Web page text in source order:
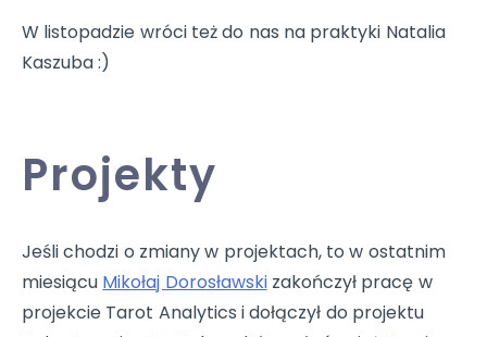
W listopadzie wróci też do nas na praktyki Natalia
Kaszuba :)
Projekty
Jeśli chodzi o zmiany w projektach, to w ostatnim
miesiącu Mikołaj Dorosławskizakończył pracę w
projekcie Tarot Analytics i dołączył do projektu